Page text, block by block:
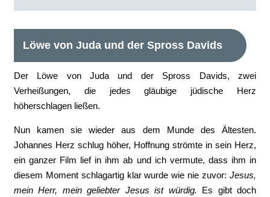
Löwe von Juda und der Spross Davids
Der Löwe von Juda und der Spross Davids, zwei
Verheißungen, die jedes gläubige jüdische Herz
höherschlagen ließen.
Nun kamen sie wieder aus dem Munde des Ältesten.
Johannes Herz schlug höher, Hoffnung strömte in sein Herz,
ein ganzer Film lief in ihm ab und ich vermute, dass ihm in
diesem Moment schlagartig klar wurde wie nie zuvor:Jesus,
mein Herr, mein geliebter Jesus ist würdig. Es gibt doch